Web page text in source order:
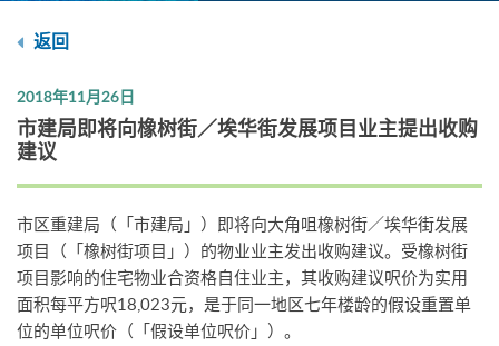
返回
2018年11月26日
市建局即将向橡树街／埃华街发展项目业主提出收购
建议
市区重建局（「市建局」）即将向大角咀橡树街／埃华街发展
项目（「橡树街项目」）的物业业主发出收购建议。受橡树街
项目影响的住宅物业合资格自住业主，其收购建议呎价为实用
面积每平方呎18,023元，是于同一地区七年楼龄的假设重置单
位的单位呎价（「假设单位呎价」）。